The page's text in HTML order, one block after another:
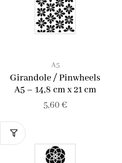
A5
Girandole / Pinwheels
A5 – 14,8 cm x 21 cm
5,60€